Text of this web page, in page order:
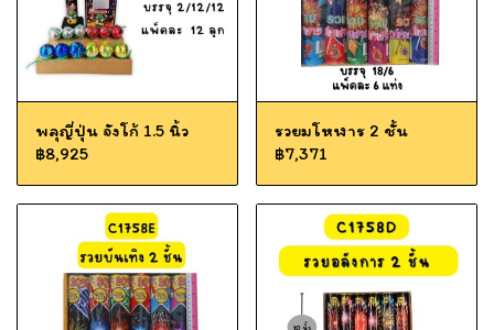
พลุญี่ปุ่น จังโก้ 1.5 นิ้ว
฿8,925
รวยมโหฬาร 2 ชั้น
฿7,371